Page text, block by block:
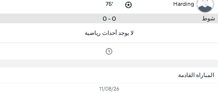
Harding
75'
شوط 0 - 0
لا يوجد أحداث رياضية
المباراة القادمة
11/08/26